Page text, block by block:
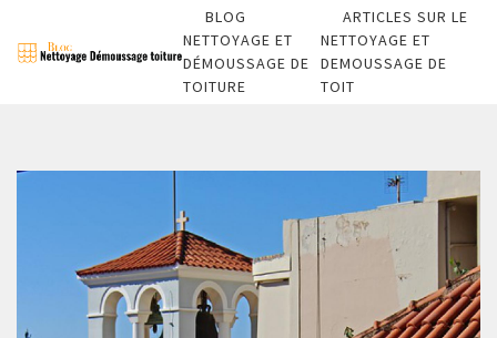
BLOG
NETTOYAGE ET
DÉMOUSSAGE DE
TOITURE
ARTICLES SUR LE
NETTOYAGE ET
DEMOUSSAGE DE
TOIT